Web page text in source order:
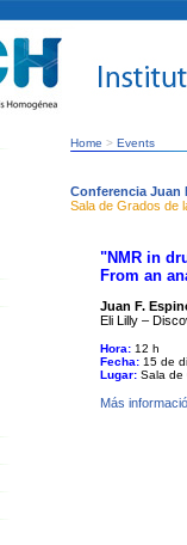
Home > Events
Conferencia Juan
Sala de Grados de
"NMR in
From an
Juan F.
Eli Lilly –
Hora: 12 h
Fecha: 15 de
Lugar: Sala de
Más